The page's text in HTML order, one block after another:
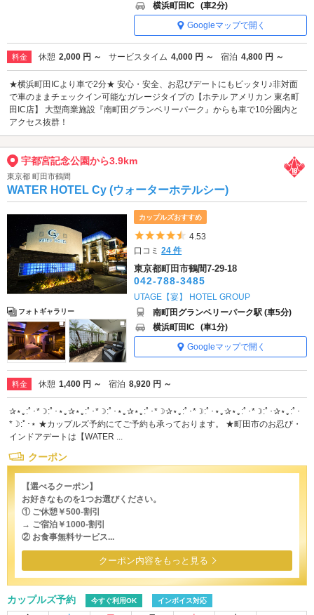
横浜町田IC (車2分)
Googleマップで開く
料金 休憩 2,000 円 ～ サービスタイム 4,000 円 ～ 宿泊 4,800 円 ～
★横浜町田ICより車で2分★ 安心・安全、お忍びデートにもピッタリ♪非対面
で車のままチェックイン可能なガレージタイプの【ホテル アメリカン 東名町
田IC店】 大型商業施設『南町田グランベリーパーク』からも車で10分圏内と
アクセス抜群！
宇都宮記念公園から3.9km
東京都 町田市鶴間
WATER HOTEL Cy (ウォーターホテルシー)
フォトギャラリー
カップルズおすすめ
5つ星のうち4.5
4.53
口コミ24 件
東京都町田市鶴間7-29-18
042-788-3485
UTAGE【宴】 HOTEL GROUP
南町田グランベリーパーク駅 (車5分)
横浜町田IC (車1分)
Googleマップで開く
料金 休憩 1,400 円 ～ 宿泊 8,920 円 ～
✰⋆｡:ﾟ･*☽:ﾟ･⋆｡✰⋆｡:ﾟ･*☽:ﾟ･⋆｡✰⋆｡:ﾟ･*☽✰⋆｡:ﾟ･*☽:ﾟ･⋆｡✰⋆｡:ﾟ･*☽:ﾟ･✰⋆｡:ﾟ･
*☽:ﾟ･⋆ ★カップルズ予約にてご予約も承っております。 ★町田市のお忍び・
インドアデートは【WATER ...
クーポン
【選べるクーポン】
お好きなものを1つお選びください。
① ご休憩￥500-割引
→ ご宿泊￥1000-割引
② お食事無料サービス...
クーポン内容をもっと見る
カップルズ予約 今すぐ利用OK インボイス対応